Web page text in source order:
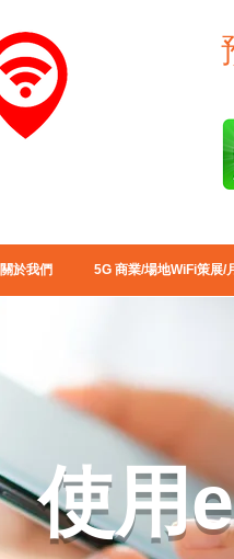
關於我們 5G 商業/場地WiFi策展/
使用